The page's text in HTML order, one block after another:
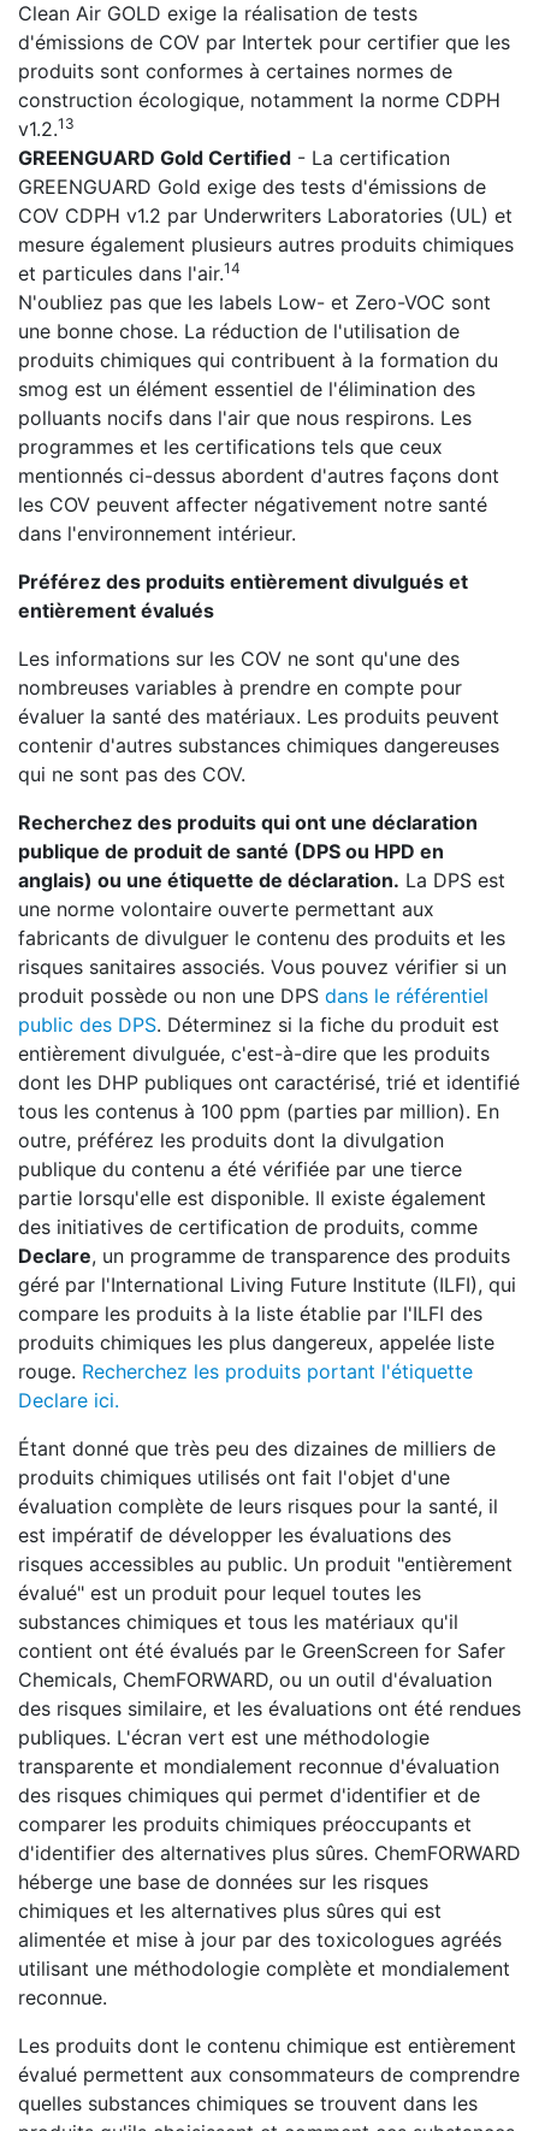
Clean Air GOLD exige la réalisation de tests
d'émissions de COV par Intertek pour certifier que les
produits sont conformes à certaines normes de
construction écologique, notamment la norme CDPH
v1.2.13
GREENGUARD Gold Certified - La certification
GREENGUARD Gold exige des tests d'émissions de
COV CDPH v1.2 par Underwriters Laboratories (UL) et
mesure également plusieurs autres produits chimiques
et particules dans l'air.14
N'oubliez pas que les labels Low- et Zero-VOC sont
une bonne chose. La réduction de l'utilisation de
produits chimiques qui contribuent à la formation du
smog est un élément essentiel de l'élimination des
polluants nocifs dans l'air que nous respirons. Les
programmes et les certifications tels que ceux
mentionnés ci-dessus abordent d'autres façons dont
les COV peuvent affecter négativement notre santé
dans l'environnement intérieur.
Préférez des produits entièrement divulgués et
entièrement évalués
Les informations sur les COV ne sont qu'une des
nombreuses variables à prendre en compte pour
évaluer la santé des matériaux. Les produits peuvent
contenir d'autres substances chimiques dangereuses
qui ne sont pas des COV.
Recherchez des produits qui ont une déclaration
publique de produit de santé (DPS ou HPD en
anglais) ou une étiquette de déclaration. La DPS est
une norme volontaire ouverte permettant aux
fabricants de divulguer le contenu des produits et les
risques sanitaires associés. Vous pouvez vérifier si un
produit possède ou non une DPS dans le référentiel
public des DPS. Déterminez si la fiche du produit est
entièrement divulguée, c'est-à-dire que les produits
dont les DHP publiques ont caractérisé, trié et identifié
tous les contenus à 100 ppm (parties par million). En
outre, préférez les produits dont la divulgation
publique du contenu a été vérifiée par une tierce
partie lorsqu'elle est disponible. Il existe également
des initiatives de certification de produits, comme
Declare, un programme de transparence des produits
géré par l'International Living Future Institute (ILFI), qui
compare les produits à la liste établie par l'ILFI des
produits chimiques les plus dangereux, appelée liste
rouge. Recherchez les produits portant l'étiquette
Declare ici.
Étant donné que très peu des dizaines de milliers de
produits chimiques utilisés ont fait l'objet d'une
évaluation complète de leurs risques pour la santé, il
est impératif de développer les évaluations des
risques accessibles au public. Un produit "entièrement
évalué" est un produit pour lequel toutes les
substances chimiques et tous les matériaux qu'il
contient ont été évalués par le GreenScreen for Safer
Chemicals, ChemFORWARD, ou un outil d'évaluation
des risques similaire, et les évaluations ont été rendues
publiques. L'écran vert est une méthodologie
transparente et mondialement reconnue d'évaluation
des risques chimiques qui permet d'identifier et de
comparer les produits chimiques préoccupants et
d'identifier des alternatives plus sûres. ChemFORWARD
héberge une base de données sur les risques
chimiques et les alternatives plus sûres qui est
alimentée et mise à jour par des toxicologues agréés
utilisant une méthodologie complète et mondialement
reconnue.
Les produits dont le contenu chimique est entièrement
évalué permettent aux consommateurs de comprendre
quelles substances chimiques se trouvent dans les